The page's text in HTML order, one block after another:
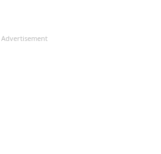
Advertisement